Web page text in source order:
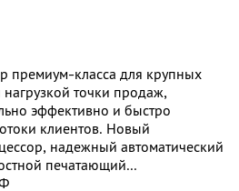
премиум-класса для крупных
точки продаж,
эффективно и быстро
клиентов. Новый
надежный автоматический
печатающий...